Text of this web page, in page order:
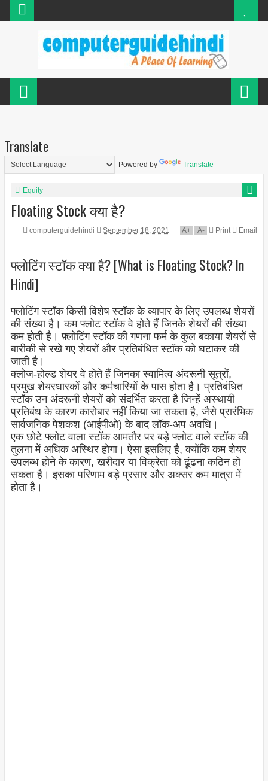
Translate
Powered by Translate
Equity
Floating Stock क्या है?
computerguidehindi September 18, 2021 A+ A- Print Email
फ्लोटिंग स्टॉक क्या है? [What is Floating Stock? In
Hindi]
फ्लोटिंग स्टॉक किसी विशेष स्टॉक के व्यापार के लिए उपलब्ध शेयरों
की संख्या है। कम फ्लोट स्टॉक वे होते हैं जिनके शेयरों की संख्या
कम होती है। फ़्लोटिंग स्टॉक की गणना फर्म के कुल बकाया शेयरों से
बारीकी से रखे गए शेयरों और प्रतिबंधित स्टॉक को घटाकर की
जाती है।
क्लोज-होल्ड शेयर वे होते हैं जिनका स्वामित्व अंदरूनी सूत्रों,
प्रमुख शेयरधारकों और कर्मचारियों के पास होता है। प्रतिबंधित
स्टॉक उन अंदरूनी शेयरों को संदर्भित करता है जिन्हें अस्थायी
प्रतिबंध के कारण कारोबार नहीं किया जा सकता है, जैसे प्रारंभिक
सार्वजनिक पेशकश (आईपीओ) के बाद लॉक-अप अवधि।
एक छोटे फ्लोट वाला स्टॉक आमतौर पर बड़े फ्लोट वाले स्टॉक की
तुलना में अधिक अस्थिर होगा। ऐसा इसलिए है, क्योंकि कम शेयर
उपलब्ध होने के कारण, खरीदार या विक्रेता को ढूंढना कठिन हो
सकता है। इसका परिणाम बड़े प्रसार और अक्सर कम मात्रा में
होता है।